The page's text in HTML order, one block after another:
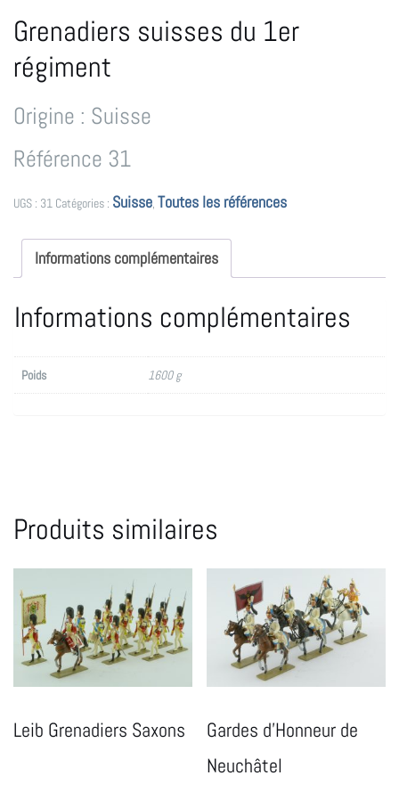
Grenadiers suisses du 1er
régiment
Origine : Suisse
Référence 31
UGS : 31 Catégories : Suisse, Toutes les références
Informations complémentaires
Informations complémentaires
Poids 1600 g
Produits similaires
Leib Grenadiers Saxons
Gardes d’Honneur de
Neuchâtel